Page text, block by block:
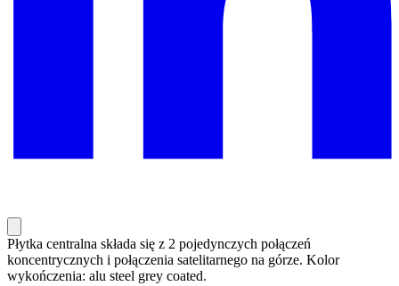
Płytka centralna składa się z 2 pojedynczych połączeń
koncentrycznych i połączenia satelitarnego na górze. Kolor
wykończenia: alu steel grey coated.